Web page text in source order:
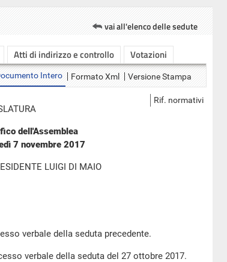
vai all'elenco delle sedute
Atti di indirizzo e controllo Votazioni
Intero Formato Xml Versione Stampa
Rif. normativi
dell'Assemblea
7 novembre 2017
LUIGI DI MAIO
verbale della seduta precedente.
verbale della seduta del 27 ottobre 2017.